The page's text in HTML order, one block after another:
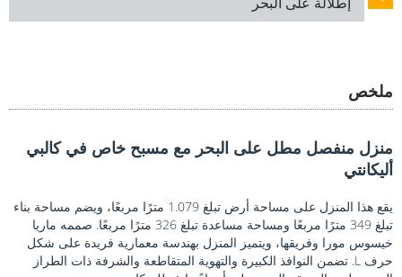
ملخص
منزل منفصل مطل على البحر مع مسبح خاص في كالبي
أليكانتي
يقع هذا المنزل على مساحة أرض تبلغ 1.079 مترًا مربعًا، ويضم مساحة بناء
تبلغ 349 مترًا مربعًا ومساحة مساعدة تبلغ 326 مترًا مربعًا. صممه ماريا
خيسوس مورا وفريقها، ويتميز المنزل بهندسة معمارية فريدة على شكل
حرف L. تضمن النوافذ الكبيرة والتهوية المتقاطعة والشرفة ذات الطراز